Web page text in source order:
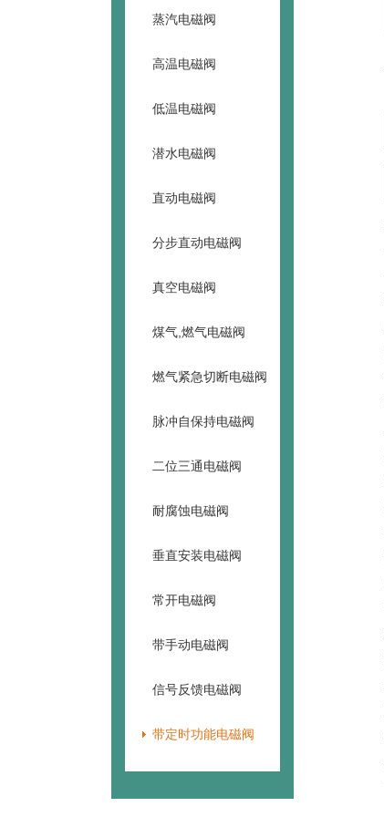
蒸汽电磁阀
高温电磁阀
低温电磁阀
潜水电磁阀
直动电磁阀
分步直动电磁阀
真空电磁阀
煤气,燃气电磁阀
燃气紧急切断电磁阀
脉冲自保持电磁阀
二位三通电磁阀
耐腐蚀电磁阀
垂直安装电磁阀
常开电磁阀
带手动电磁阀
信号反馈电磁阀
带定时功能电磁阀